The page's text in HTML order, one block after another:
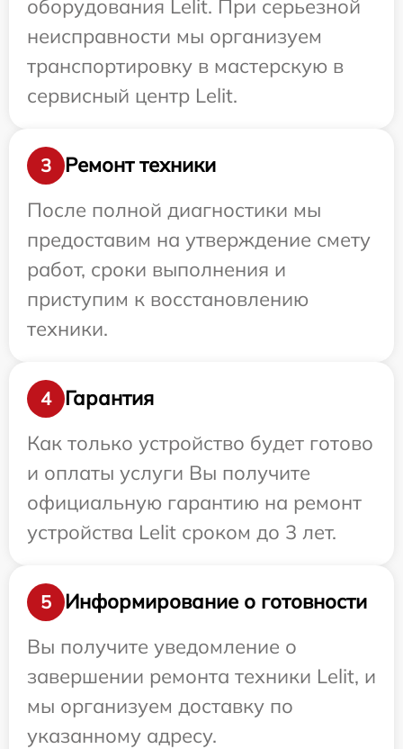
оборудования Lelit. При серьезной
неисправности мы организуем
транспортировку в мастерскую в
сервисный центр Lelit.
3
Ремонт техники
После полной диагностики мы
предоставим на утверждение смету
работ, сроки выполнения и
приступим к восстановлению
техники.
4
Гарантия
Как только устройство будет готово
и оплаты услуги Вы получите
официальную гарантию на ремонт
устройства Lelit сроком до 3 лет.
5
Информирование о готовности
Вы получите уведомление о
завершении ремонта техники Lelit, и
мы организуем доставку по
указанному адресу.